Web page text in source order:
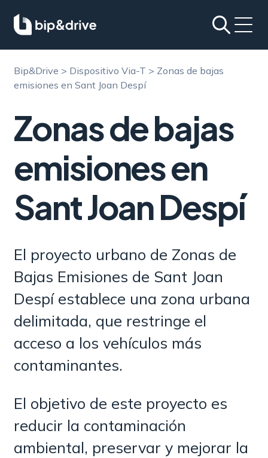
Bip&Drive > Dispositivo Via-T > Zonas de bajas
emisiones en Sant Joan Despí
Zonas de bajas
emisiones en
Sant Joan Despí
El proyecto urbano de Zonas de
Bajas Emisiones de Sant Joan
Despí establece una zona urbana
delimitada, que restringe el
acceso a los vehículos más
contaminantes.
El objetivo de este proyecto es
reducir la contaminación
ambiental, preservar y mejorar la